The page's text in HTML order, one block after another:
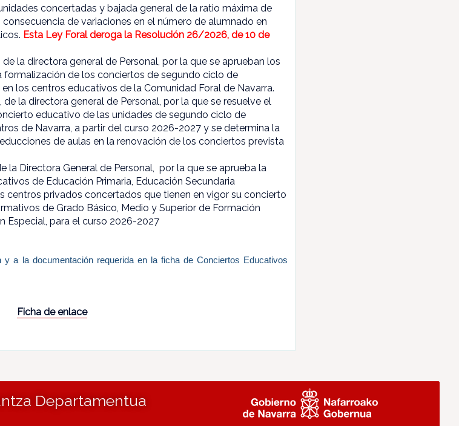
concertadas y bajada general de la ratio máxima de
de variaciones en el número de alumnado en
Esta Ley Foral deroga la Resolución 26/2026, de 10 de
de la directora general de Personal, por la que se aprueban los
de los conciertos de segundo ciclo de
los centros educativos de la Comunidad Foral de Navarra.
de la directora general de Personal, por la que se resuelve el
educativo de las unidades de segundo ciclo de
de Navarra, a partir del curso 2026-2027 y se determina la
de aulas en la renovación de los conciertos prevista
la Directora General de Personal, por la que se aprueba la
de Educación Primaria, Educación Secundaria
centros privados concertados que tienen en vigor su concierto
de Grado Básico, Medio y Superior de Formación
Especial, para el curso 2026-2027
a la documentación requerida en la ficha de Conciertos Educativos
Ficha de enlace
Departamentua